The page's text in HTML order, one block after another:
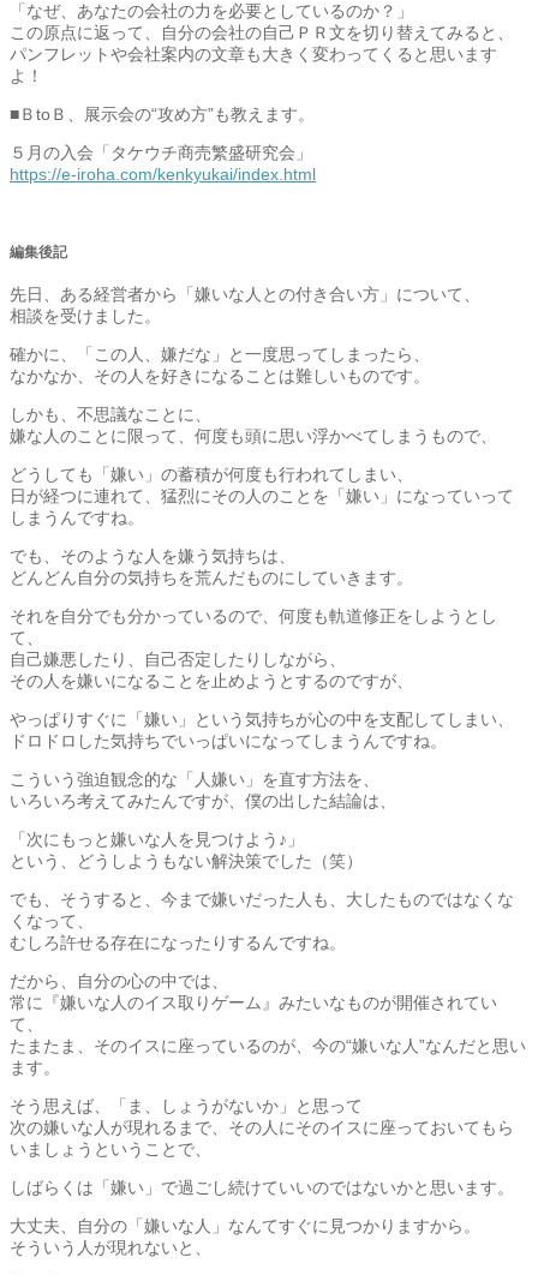
「なぜ、あなたの会社の力を必要としているのか？」
この原点に返って、自分の会社の自己ＰＲ文を切り替えてみると、
パンフレットや会社案内の文章も大きく変わってくると思います
よ！
■ＢtoＢ、展示会の“攻め方”も教えます。
５月の入会「タケウチ商売繁盛研究会」
https://e-iroha.com/kenkyukai/index.html
編集後記
先日、ある経営者から「嫌いな人との付き合い方」について、
相談を受けました。
確かに、「この人、嫌だな」と一度思ってしまったら、
なかなか、その人を好きになることは難しいものです。
しかも、不思議なことに、
嫌な人のことに限って、何度も頭に思い浮かべてしまうもので、
どうしても「嫌い」の蓄積が何度も行われてしまい、
日が経つに連れて、猛烈にその人のことを「嫌い」になっていって
しまうんですね。
でも、そのような人を嫌う気持ちは、
どんどん自分の気持ちを荒んだものにしていきます。
それを自分でも分かっているので、何度も軌道修正をしようとし
て、
自己嫌悪したり、自己否定したりしながら、
その人を嫌いになることを止めようとするのですが、
やっぱりすぐに「嫌い」という気持ちが心の中を支配してしまい、
ドロドロした気持ちでいっぱいになってしまうんですね。
こういう強迫観念的な「人嫌い」を直す方法を、
いろいろ考えてみたんですが、僕の出した結論は、
「次にもっと嫌いな人を見つけよう♪」
という、どうしようもない解決策でした（笑）
でも、そうすると、今まで嫌いだった人も、大したものではなくな
くなって、
むしろ許せる存在になったりするんですね。
だから、自分の心の中では、
常に『嫌いな人のイス取りゲーム』みたいなものが開催されてい
て、
たまたま、そのイスに座っているのが、今の“嫌いな人”なんだと思い
ます。
そう思えば、「ま、しょうがないか」と思って
次の嫌いな人が現れるまで、その人にそのイスに座っておいてもら
いましょうということで、
しばらくは「嫌い」で過ごし続けていいのではないかと思います。
大丈夫、自分の「嫌いな人」なんてすぐに見つかりますから。
そういう人が現れないと、